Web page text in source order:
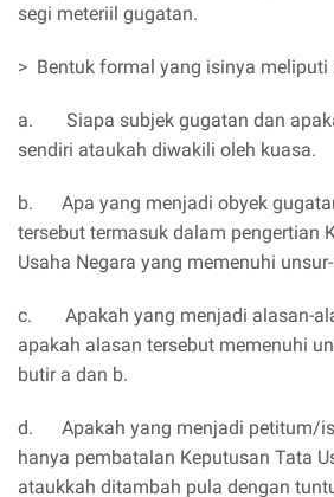
segi meteriil gugatan.
> Bentuk formal yang isinya meliputi
a. Siapa subjek gugatan dan
sendiri ataukah diwakili oleh kuasa.
b. Apa yang menjadi obyek
tersebut termasuk dalam pengertian
Usaha Negara yang memenuhi
c. Apakah yang menjadi alasan-
apakah alasan tersebut memenuhi
butir a dan b.
d. Apakah yang menjadi petitum/
hanya pembatalan Keputusan Tata
ataukkah ditambah pula dengan